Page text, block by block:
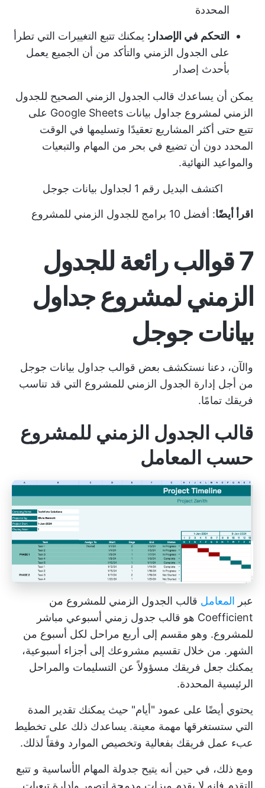
المحددة
التحكم في الإصدار: يمكنك تتبع التغييرات التي تطرأ
على الجدول الزمني والتأكد من أن الجميع يعمل
بأحدث إصدار
يمكن أن يساعدك قالب الجدول الزمني الصحيح للجدول
الزمني لمشروع جداول بيانات Google Sheets على
تتبع حتى أكثر المشاريع تعقيدًا وتسليمها في الوقت
المحدد دون أن تضيع في بحر من المهام والتبعيات
والمواعيد النهائية.
اكتشف البديل رقم 1 لجداول بيانات جوجل
اقرأ أيضًا: أفضل 10 برامج للجدول الزمني للمشروع
7 قوالب رائعة للجدول
الزمني لمشروع جداول
بيانات جوجل
والآن، دعنا نستكشف بعض قوالب جداول بيانات جوجل
من أجل إدارة الجدول الزمني للمشروع التي قد تناسب
فريقك تمامًا.
قالب الجدول الزمني للمشروع
حسب المعامل
عبر المعامل قالب الجدول الزمني للمشروع من
Coefficient هو قالب جدول زمني أسبوعي مباشر
للمشروع. وهو مقسم إلى أربع مراحل لكل أسبوع من
الشهر. من خلال تقسيم مشروعك إلى أجزاء أسبوعية،
يمكنك جعل فريقك مسؤولاً عن التسليمات والمراحل
الرئيسية المحددة.
يحتوي أيضًا على عمود "أيام" حيث يمكنك تقدير المدة
التي ستستغرقها مهمة معينة. يساعدك ذلك على تخطيط
عبء عمل فريقك بفعالية وتخصيص الموارد وفقاً لذلك.
ومع ذلك، في حين أنه يتيح جدولة المهام الأساسية و تتبع
التقدم فإنه لا يقدم ميزات مدمجة لتصور وإدارة تبعيات